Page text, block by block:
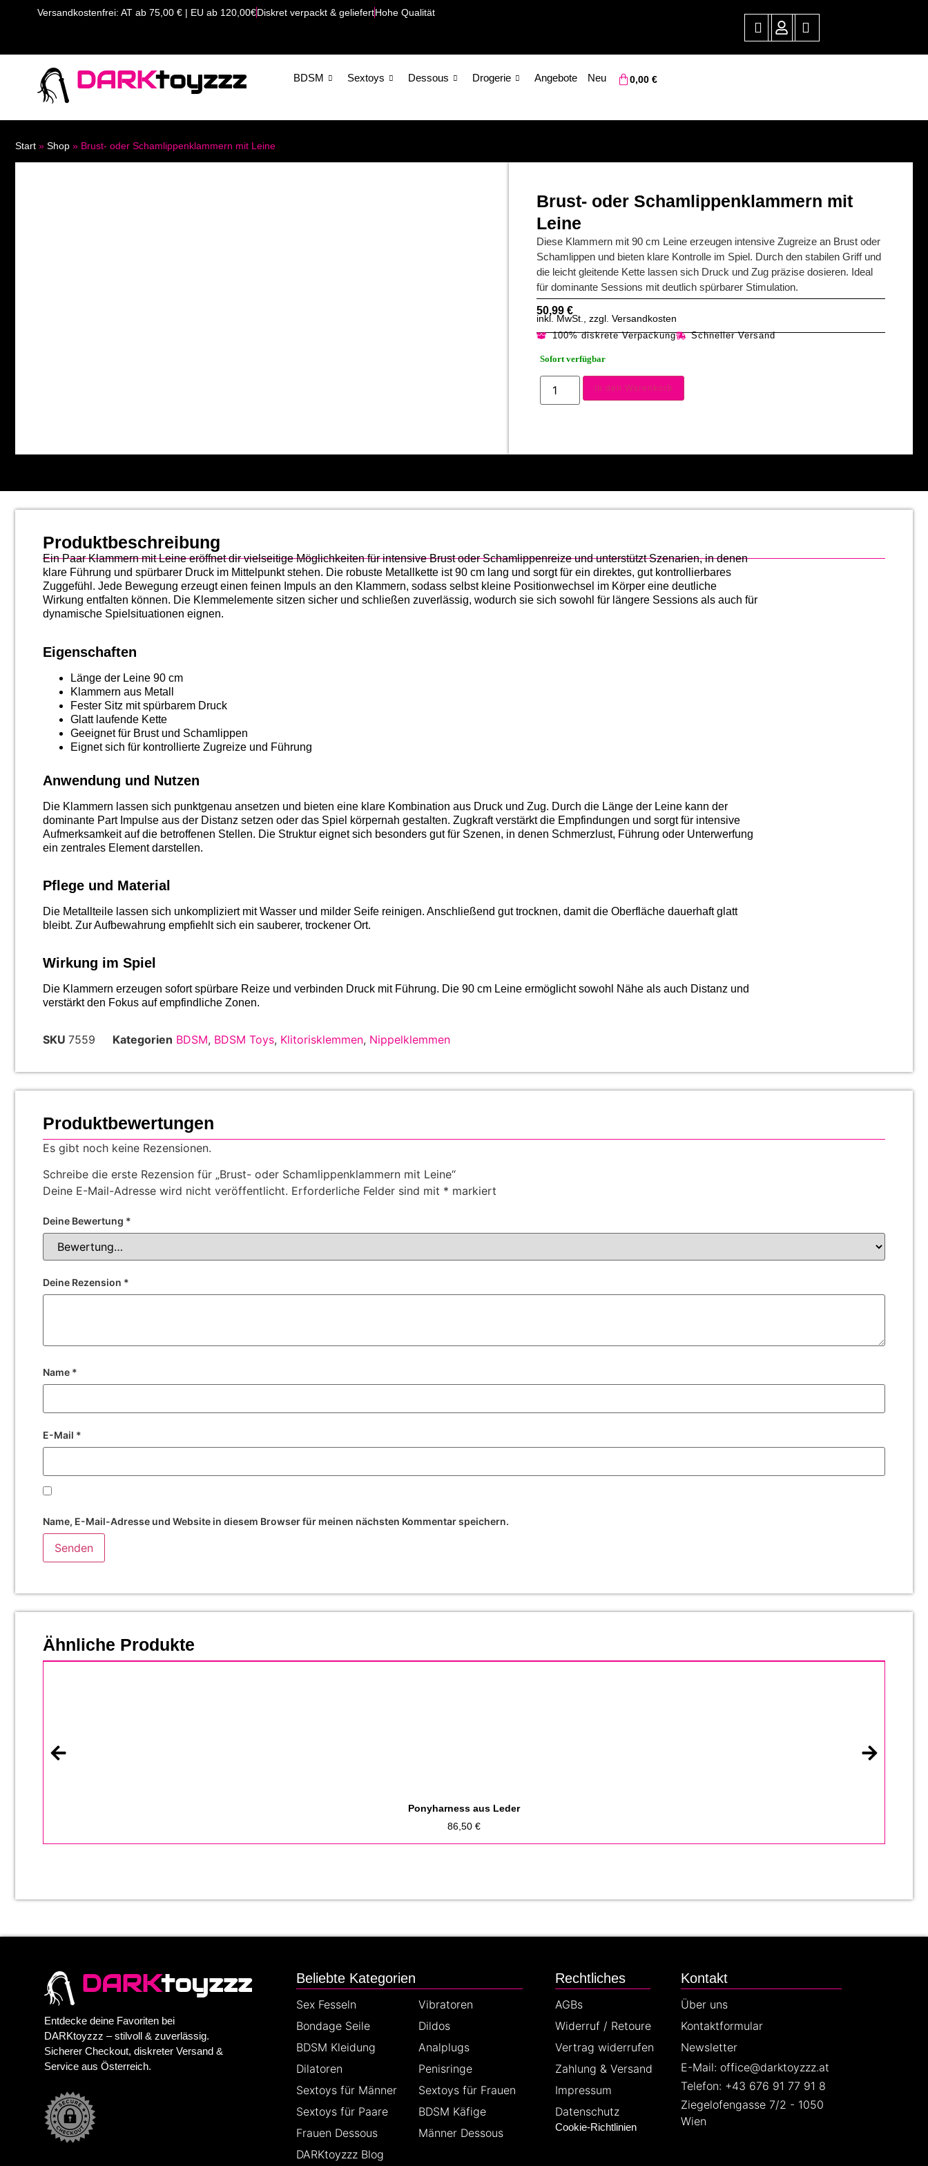
Versandkostenfrei: AT ab 75,00 € | EU ab 120,00€Diskret verpackt & geliefertHohe Qualität
DARKtoyzzz BDSM Sextoys Dessous Drogerie Angebote Neu 0,00 €
Start » Shop » Brust- oder Schamlippenklammern mit Leine
Brust- oder Schamlippenklammern mit
Leine
Diese Klammern mit 90 cm Leine erzeugen intensive Zugreize an Brust oder
Schamlippen und bieten klare Kontrolle im Spiel. Durch den stabilen Griff und
die leicht gleitende Kette lassen sich Druck und Zug präzise dosieren. Ideal
für dominante Sessions mit deutlich spürbarer Stimulation.
50,99 €
inkl. MwSt., zzgl. Versandkosten
100% diskrete Verpackung Schneller Versand
Sofort verfügbar
In den Warenkorb
Produktbeschreibung
Ein Paar Klammern mit Leine eröffnet dir vielseitige Möglichkeiten für intensive Brust oder Schamlippenreize und unterstützt Szenarien, in denen
klare Führung und spürbarer Druck im Mittelpunkt stehen. Die robuste Metallkette ist 90 cm lang und sorgt für ein direktes, gut kontrollierbares
Zuggefühl. Jede Bewegung erzeugt einen feinen Impuls an den Klammern, sodass selbst kleine Positionwechsel im Körper eine deutliche
Wirkung entfalten können. Die Klemmelemente sitzen sicher und schließen zuverlässig, wodurch sie sich sowohl für längere Sessions als auch für
dynamische Spielsituationen eignen.
Eigenschaften
Länge der Leine 90 cm
Klammern aus Metall
Fester Sitz mit spürbarem Druck
Glatt laufende Kette
Geeignet für Brust und Schamlippen
Eignet sich für kontrollierte Zugreize und Führung
Anwendung und Nutzen
Die Klammern lassen sich punktgenau ansetzen und bieten eine klare Kombination aus Druck und Zug. Durch die Länge der Leine kann der
dominante Part Impulse aus der Distanz setzen oder das Spiel körpernah gestalten. Zugkraft verstärkt die Empfindungen und sorgt für intensive
Aufmerksamkeit auf die betroffenen Stellen. Die Struktur eignet sich besonders gut für Szenen, in denen Schmerzlust, Führung oder Unterwerfung
ein zentrales Element darstellen.
Pflege und Material
Die Metallteile lassen sich unkompliziert mit Wasser und milder Seife reinigen. Anschließend gut trocknen, damit die Oberfläche dauerhaft glatt
bleibt. Zur Aufbewahrung empfiehlt sich ein sauberer, trockener Ort.
Wirkung im Spiel
Die Klammern erzeugen sofort spürbare Reize und verbinden Druck mit Führung. Die 90 cm Leine ermöglicht sowohl Nähe als auch Distanz und
verstärkt den Fokus auf empfindliche Zonen.
SKU 7559 Kategorien BDSM, BDSM Toys, Klitorisklemmen, Nippelklemmen
Produktbewertungen
Es gibt noch keine Rezensionen.
Schreibe die erste Rezension für „Brust- oder Schamlippenklammern mit Leine“
Deine E-Mail-Adresse wird nicht veröffentlicht. Erforderliche Felder sind mit * markiert
Deine Bewertung *
Deine Rezension *
Name *
E-Mail *
Name, E-Mail-Adresse und Website in diesem Browser für meinen nächsten Kommentar speichern.
Ähnliche Produkte
Ponyharness aus Leder
86,50 €
DARKtoyzzz
Entdecke deine Favoriten bei
DARKtoyzzz – stilvoll & zuverlässig.
Sicherer Checkout, diskreter Versand &
Service aus Österreich.
Beliebte Kategorien
Sex Fesseln
Bondage Seile
BDSM Kleidung
Dilatoren
Sextoys für Männer
Sextoys für Paare
Frauen Dessous
DARKtoyzzz Blog
Vibratoren
Dildos
Analplugs
Penisringe
Sextoys für Frauen
BDSM Käfige
Männer Dessous
Rechtliches
AGBs
Widerruf / Retoure
Vertrag widerrufen
Zahlung & Versand
Impressum
Datenschutz
Cookie-Richtlinien
Kontakt
Über uns
Kontaktformular
Newsletter
E-Mail: office@darktoyzzz.at
Telefon: +43 676 91 77 91 8
Ziegelofengasse 7/2 - 1050
Wien